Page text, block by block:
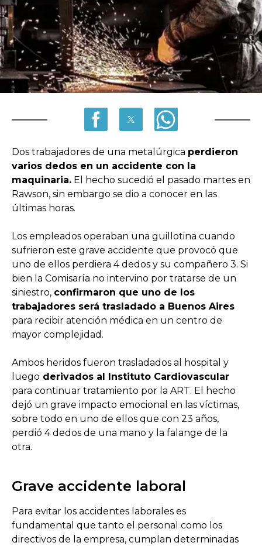
Dos trabajadores de una metalúrgica perdieron
varios dedos en un accidente con la
maquinaria. El hecho sucedió el pasado martes en
Rawson, sin embargo se dio a conocer en las
últimas horas.
Los empleados operaban una guillotina cuando
sufrieron este grave accidente que provocó que
uno de ellos perdiera 4 dedos y su compañero 3. Si
bien la Comisaría no intervino por tratarse de un
siniestro, confirmaron que uno de los
trabajadores será trasladado a Buenos Aires
para recibir atención médica en un centro de
mayor complejidad.
Ambos heridos fueron trasladados al hospital y
luego derivados al Instituto Cardiovascular
para continuar tratamiento por la ART. El hecho
dejó un grave impacto emocional en las víctimas,
sobre todo en uno de ellos que con 23 años,
perdió 4 dedos de una mano y la falange de la
otra.
Grave accidente laboral
Para evitar los accidentes laborales es
fundamental que tanto el personal como los
directivos de la empresa, cumplan determinadas